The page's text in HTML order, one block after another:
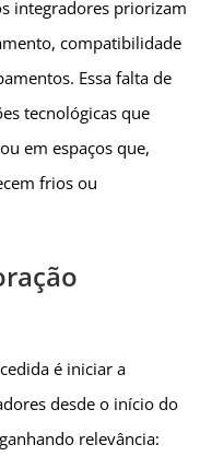
integradores priorizam
compatibilidade
Essa falta de
tecnológicas que
em espaços que,
frios ou
é iniciar a
desde o início do
relevância: